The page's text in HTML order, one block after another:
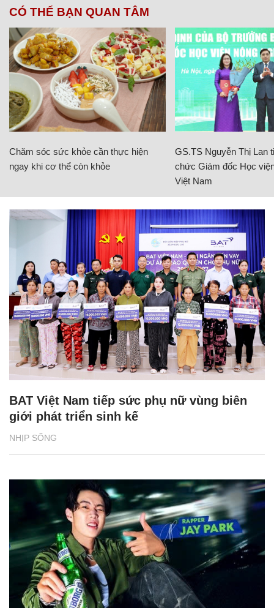
CÓ THỂ BẠN QUAN TÂM
Chăm sóc sức khỏe cần thực hiện
ngay khi cơ thể còn khỏe
GS.TS Nguyễn Thị Lan
chức Giám đốc Học
Việt Nam
NHỊP SỐNG
BAT Việt Nam tiếp sức phụ nữ vùng biên
giới phát triển sinh kế